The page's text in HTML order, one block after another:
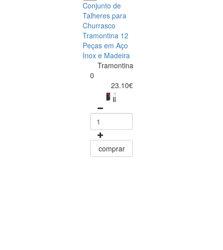
Conjunto de
Talheres para
Churrasco
Tramontina 12
Peças em Aço
Inox e Madeira
Tramontina
0
23.10€
comprar